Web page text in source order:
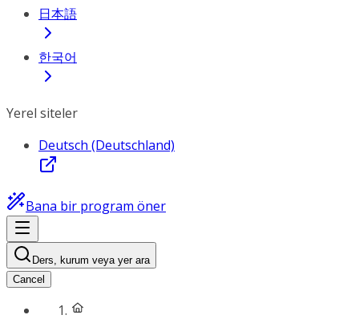
日本語
한국어
Yerel siteler
Deutsch (Deutschland)
Bana bir program öner
Ders, kurum veya yer ara
Cancel